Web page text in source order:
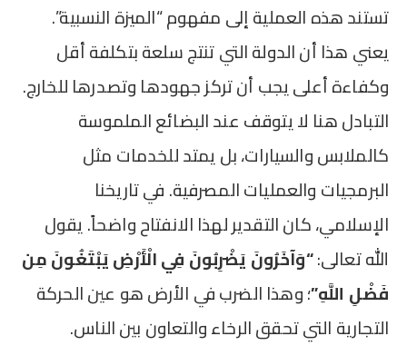
تستند هذه العملية إلى مفهوم “الميزة النسبية”.
يعني هذا أن الدولة التي تنتج سلعة بتكلفة أقل
وكفاءة أعلى يجب أن تركز جهودها وتصدرها للخارج.
التبادل هنا لا يتوقف عند البضائع الملموسة
كالملابس والسيارات، بل يمتد للخدمات مثل
البرمجيات والعمليات المصرفية. في تاريخنا
الإسلامي، كان التقدير لهذا الانفتاح واضحاً. يقول
الله تعالى:“وَآخَرُونَ يَضْرِبُونَ فِي الْأَرْضِ يَبْتَغُونَ مِن
فَضْلِ اللَّهِ”؛ وهذا الضرب في الأرض هو عين الحركة
التجارية التي تحقق الرخاء والتعاون بين الناس.